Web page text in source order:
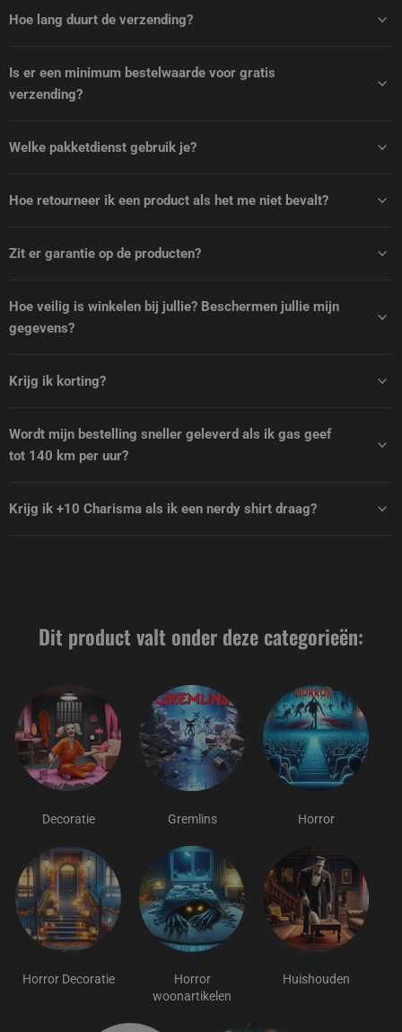
Hoe lang duurt de verzending?
Is er een minimum bestelwaarde voor gratis
verzending?
Welke pakketdienst gebruik je?
Hoe retourneer ik een product als het me niet bevalt?
Zit er garantie op de producten?
Hoe veilig is winkelen bij jullie? Beschermen jullie mijn
gegevens?
Krijg ik korting?
Wordt mijn bestelling sneller geleverd als ik gas geef
tot 140 km per uur?
Krijg ik +10 Charisma als ik een nerdy shirt draag?
Dit product valt onder deze categorieën:
Decoratie Gremlins Horror
Horror Decoratie
Horror
woonartikelen
Huishouden